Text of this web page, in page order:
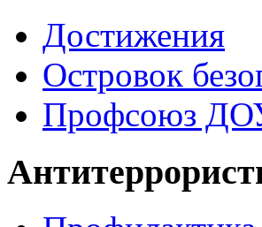
Достижения
Островок
Профсоюз